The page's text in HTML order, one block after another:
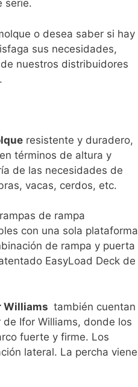
serie.
o desea saber si hay
sus necesidades,
nuestros distribuidores
resistente y duradero,
términos de altura y
de las necesidades de
vacas, cerdos, etc.
de rampa
con una sola plataforma
de rampa y puerta
EasyLoad Deck de
Williams también cuentan
Ifor Williams, donde los
fuerte y firme. Los
lateral. La percha viene